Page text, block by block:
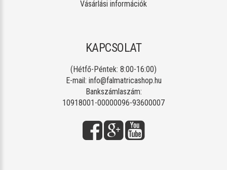
Vásárlási információk
KAPCSOLAT
(Hétfő-Péntek: 8:00-16:00)
E-mail: info@falmatricashop.hu
Bankszámlaszám:
10918001-00000096-93600007